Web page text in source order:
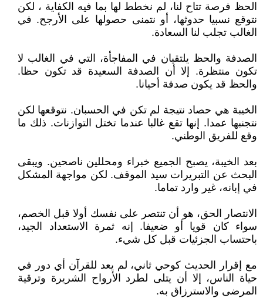
الحظ فرصة تتاح لنا، لم نخطط لها بما فيه الكفاية ، لكن
نتوقع نسبيا حدوثها، أو نتمنى حصولها على الأرجح. في
الغالب تجلب لنا السعادة.
الصدفة والحظ يلتقيان في المفاجأة، التي في الغالب لا
تكون منتظرة. إلا أن الصدفة السعيدة قد تكون حظا.
والحظ قد يكون صدفة أحيانا.
الخيبة هي حصاد نتيجة لم تكن في الحسبان. نتوقعها لكن
نتجنبها عمدا. إنها تقع غالبا عندما تختل التوازنات. ذلك ما
وقع للفريق الوطني.
بعد الخيبة، يصبح الجميع خبراء ومحللين ناصحين. ويبقى
البحث عن التبريرات سيد الموقف. لكن مواجهة المشكل
في إبانه، غير وارد تماما.
الانتصار الحق، هو أن تنتصر على نفسك أولا قبل الخصم،
سواء كان قويا أو ضعيفا. إنه ثمرة الاستعداد الجيد،
باحتساب الجزئيات قبل كل شيء.
مع إقرار الحديث كوحي ثاني، لم يعد للقرآن أي دور في
حياة الناس، إلا أن يتلى لطرد الأرواح الشريرة وترقية
المرضى والاسترزاق به.